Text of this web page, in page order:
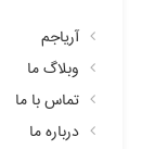
آریاجم
وبلاگ ما
تماس با ما
درباره ما